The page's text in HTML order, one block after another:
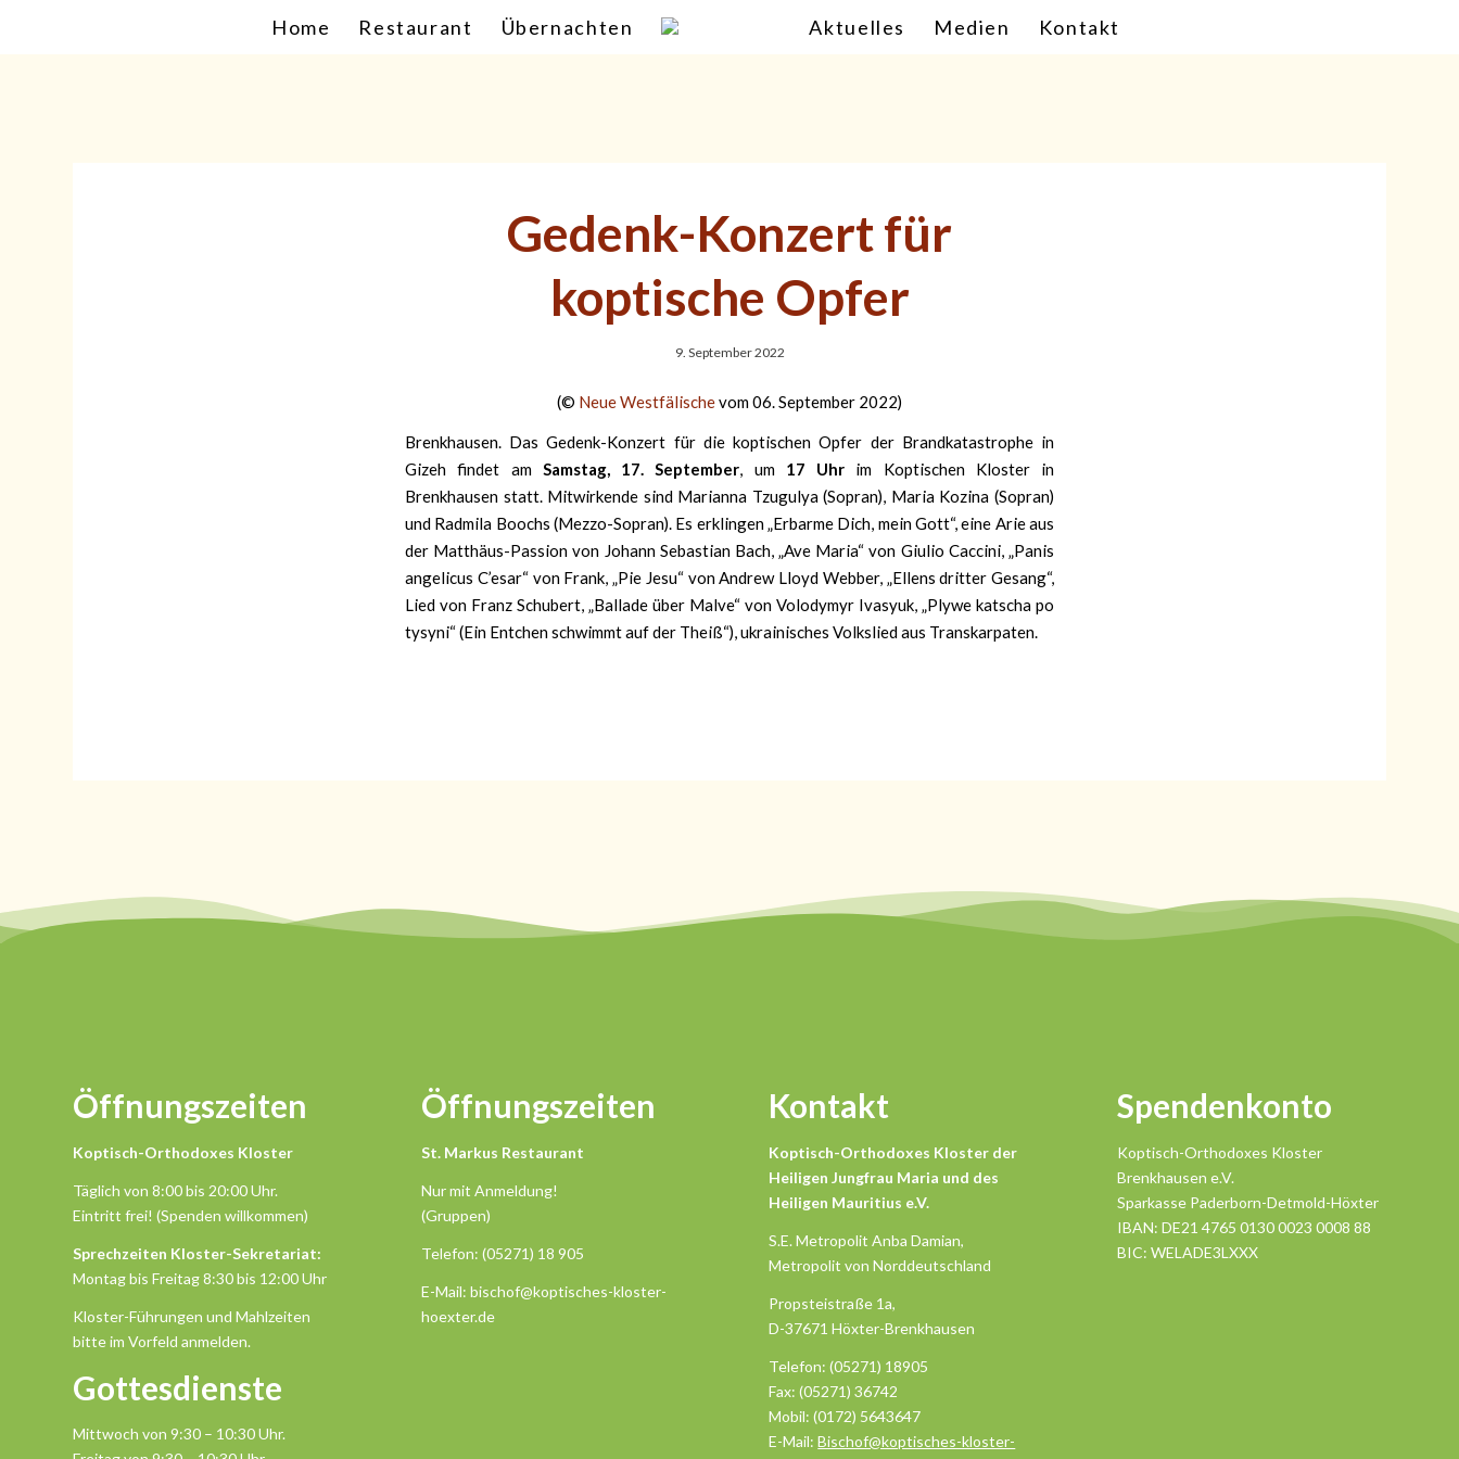
Home Restaurant Übernachten Aktuelles Medien Kontakt
Gedenk-Konzert für
koptische Opfer
9. September 2022
(© Neue Westfälischevom 06. September 2022)
Brenkhausen. Das Gedenk-Konzert für die koptischen Opfer der Brandkatastrophe in
Gizeh findet am Samstag, 17. September, um 17 Uhr im Koptischen Kloster in
Brenkhausen statt. Mitwirkende sind Marianna Tzugulya (Sopran), Maria Kozina (Sopran)
und Radmila Boochs (Mezzo-Sopran). Es erklingen „Erbarme Dich, mein Gott“, eine Arie aus
der Matthäus-Passion von Johann Sebastian Bach, „Ave Maria“ von Giulio Caccini, „Panis
angelicus C’esar“ von Frank, „Pie Jesu“ von Andrew Lloyd Webber, „Ellens dritter Gesang“,
Lied von Franz Schubert, „Ballade über Malve“ von Volodymyr Ivasyuk, „Plywe katscha po
tysyni“ (Ein Entchen schwimmt auf der Theiß“), ukrainisches Volkslied aus Transkarpaten.
Öffnungszeiten
Koptisch-Orthodoxes Kloster
Täglich von 8:00 bis 20:00 Uhr.
Eintritt frei! (Spenden willkommen)
Sprechzeiten Kloster-Sekretariat:
Montag bis Freitag 8:30 bis 12:00 Uhr
Kloster-Führungen und Mahlzeiten
bitte im Vorfeld anmelden.
Gottesdienste
Mittwoch von 9:30 – 10:30 Uhr.
Öffnungszeiten
St. Markus Restaurant
Nur mit Anmeldung!
(Gruppen)
Telefon: (05271) 18 905
E-Mail: bischof@koptisches-kloster-
hoexter.de
Kontakt
Koptisch-Orthodoxes Kloster der
Heiligen Jungfrau Maria und des
Heiligen Mauritius e.V.
S.E. Metropolit Anba Damian,
Metropolit von Norddeutschland
Propsteistraße 1a,
D-37671 Höxter-Brenkhausen
Telefon: (05271) 18905
Fax: (05271) 36742
Mobil: (0172) 5643647
E-Mail:Bischof@koptisches-kloster-
Spendenkonto
Koptisch-Orthodoxes Kloster
Brenkhausen e.V.
Sparkasse Paderborn-Detmold-Höxter
IBAN: DE21 4765 0130 0023 0008 88
BIC: WELADE3LXXX